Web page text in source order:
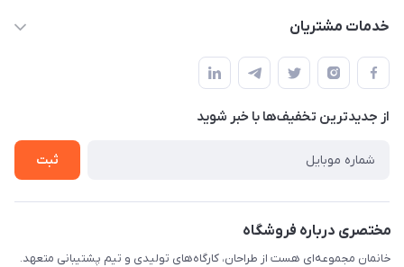
حساب کاربری
لیست محصولات
درباره ما
خدمات مشتریان
قوانین و مقررات
حریم خصوصی
راهنما
از جدید‌ترین تخفیف‌ها با‌ خبر شوید
ثبت
مختصری درباره فروشگاه
خانمان مجموعه‌ای هست از طراحان، کارگاه‌های تولیدی و تیم پشتیبانی متعهد.